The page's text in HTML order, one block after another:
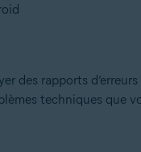
des rapports
techniques que